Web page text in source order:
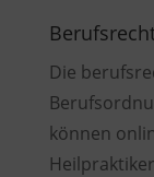
Die
können